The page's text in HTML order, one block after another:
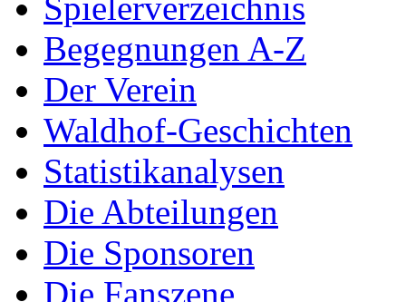
Spielerverzeichnis
Begegnungen A-Z
Der Verein
Waldhof-Geschichten
Statistikanalysen
Die Abteilungen
Die Sponsoren
Die Fanszene